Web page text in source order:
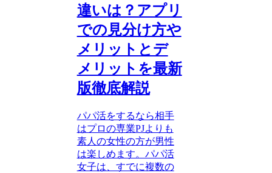
違いは？アプリ
での見分け方や
メリットとデ
メリットを最新
版徹底解説
パパ活をするなら相手
はプロの専業PJよりも
素人の女性の方が男性
は楽しめます。パパ活
女子は、すでに複数の